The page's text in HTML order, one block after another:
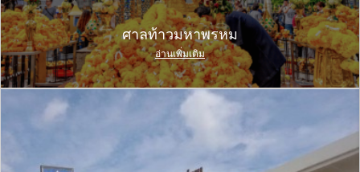
ศาลท้าวมหาพรหม
อ่านเพิ่มเติม